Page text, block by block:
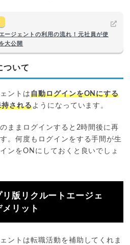
ージェントの利用の流れ！元社員が使
大公開
ついて
ントは自動ログインをONにする
されるようになっています。
ままログインすると2時間後に再
。何度もログインをする手間が生
ンをONにしておくと良いでしょ
リ版リクルートエージェ
リット
ントは転職活動を補助してくれま